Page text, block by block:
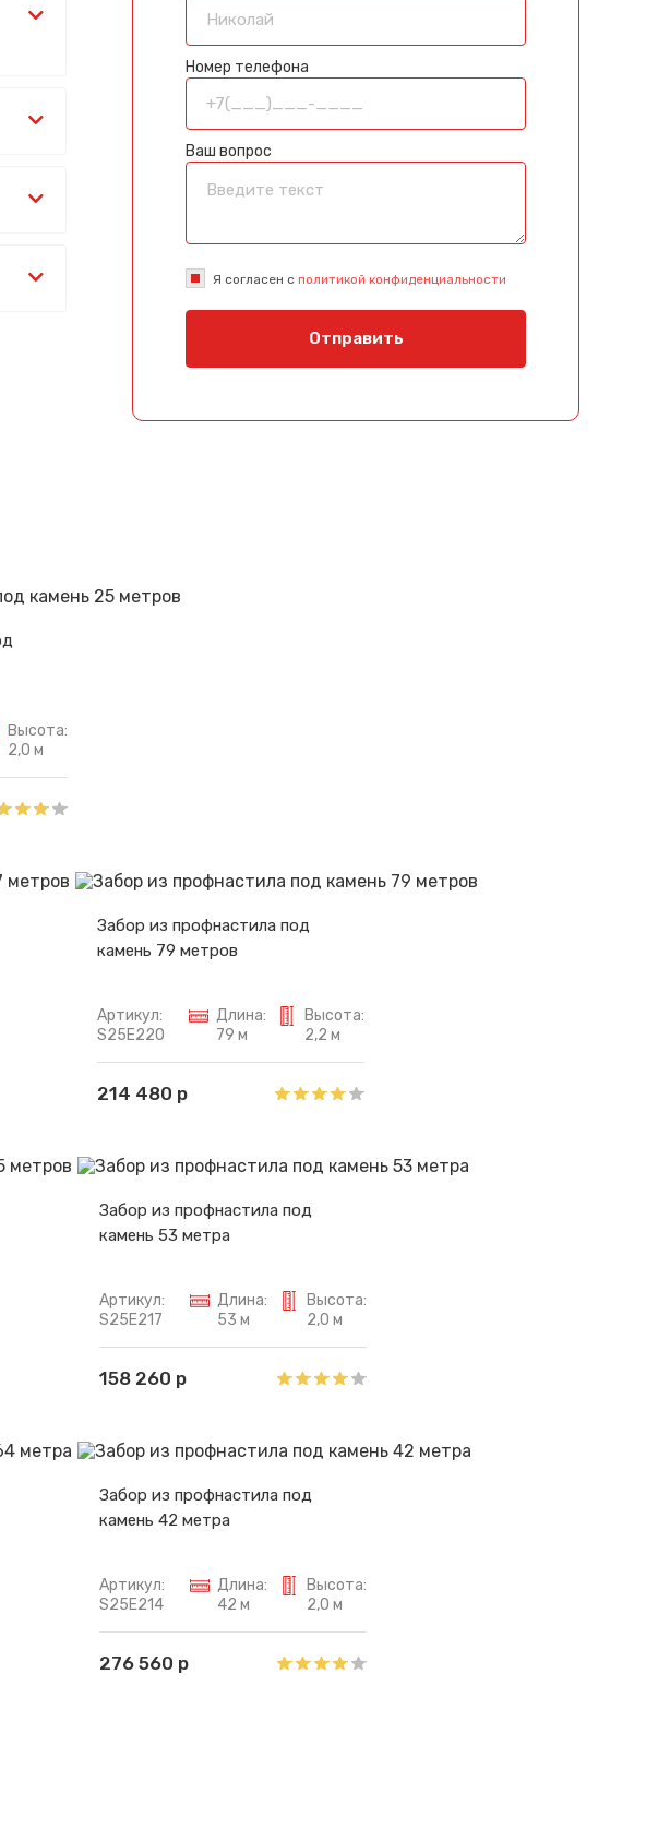
Номер телефона
Ваш вопрос
Я согласен с политикой конфиденциальности
Отправить
Высота:
2,0 м
Забор из профнастила под
камень 79 метров
Артикул:
S25E220
Длина:
79 м
Высота:
2,2 м
214 480 р
Забор из профнастила под
камень 53 метра
Артикул:
S25E217
Длина:
53 м
Высота:
2,0 м
158 260 р
Забор из профнастила под
камень 42 метра
Артикул:
S25E214
Длина:
42 м
Высота:
2,0 м
276 560 р